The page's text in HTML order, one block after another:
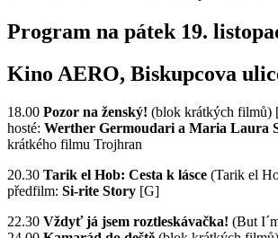
Program na pátek 19.
Kino AERO, Biskupcova
18.00 Pozor na ženský! (blok krátkých filmů)
hosté: Werther Germoudari a Maria Laura
krátkého filmu Trojhran
20.30 Tarik el Hob: Cesta k lásce (Tarik el
předfilm: Si-rite Story [G]
22.30 Vždyť já jsem roztleskávačka! (But